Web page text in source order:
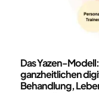
Das Yazen-
ganzheitlichen
Behandlung,